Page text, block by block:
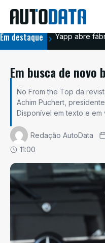
Em destaque Yapp abre
Em busca de
No From the Top da
Achim Puchert,
Disponível em texto e em
Redação AutoData
11:00